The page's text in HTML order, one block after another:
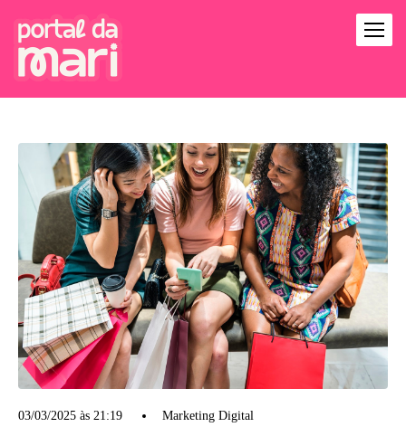
03/03/2025 às 21:19 Marketing Digital